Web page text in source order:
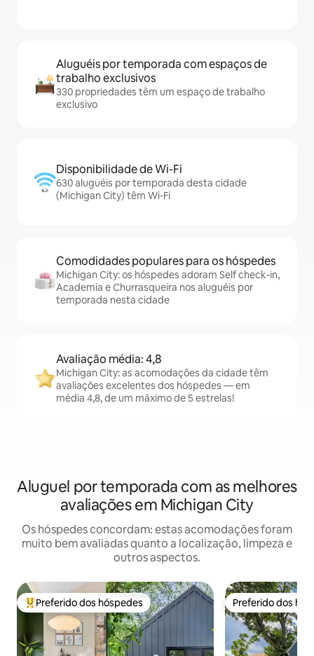
Aluguéis por temporada com espaços de
trabalho exclusivos
330 propriedades têm um espaço de trabalho
exclusivo
Disponibilidade de Wi-Fi
630 aluguéis por temporada desta cidade
(Michigan City) têm Wi-Fi
Comodidades populares para os hóspedes
Michigan City: os hóspedes adoram Self check-in,
Academia e Churrasqueira nos aluguéis por
temporada nesta cidade
Avaliação média: 4,8
Michigan City: as acomodações da cidade têm
avaliações excelentes dos hóspedes — em
média 4,8, de um máximo de 5 estrelas!
Aluguel por temporada com as melhores
avaliações em Michigan City
Os hóspedes concordam: estas acomodações foram
muito bem avaliadas quanto a localização, limpeza e
outros aspectos.
Entre os melhores preferidos dos hóspedes
Preferido dos hóspedes Preferido dos
Preferido dos